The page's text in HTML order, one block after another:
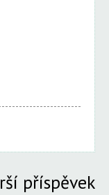
příspěvek